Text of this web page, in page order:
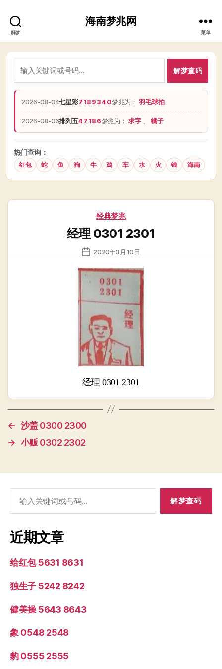
解梦
海南梦兆网
菜单
解梦查码
2026-08-04七星彩7189340梦兆为：羽毛球拍
2026-08-06排列五47186梦兆为：求字 橘子
热门查询：
红包 蛇 鱼 狗 牛 鸡 车 水 火 钱 海南
分
经典梦兆
经理 0301 2301
发
日
期
2020年3月10日
经理 0301 2301
← 沙盖 0300 2300
→ 小贩 0302 2302
索：
近期文章
给红包 5631 8631
独生子 5242 8242
健美操 5643 8643
象 0548 2548
豹 0555 2555